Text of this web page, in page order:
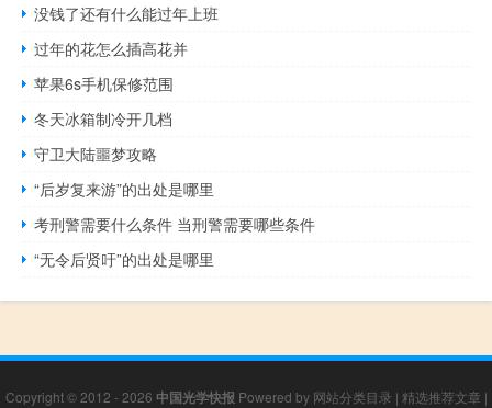
没钱了还有什么能过年上班
过年的花怎么插高花并
苹果6s手机保修范围
冬天冰箱制冷开几档
守卫大陆噩梦攻略
“后岁复来游”的出处是哪里
考刑警需要什么条件 当刑警需要哪些条件
“无令后贤吁”的出处是哪里
Copyright © 2012 - 2026 中国光学快报 Powered by 网站分类目录 | 精选推荐文章 |